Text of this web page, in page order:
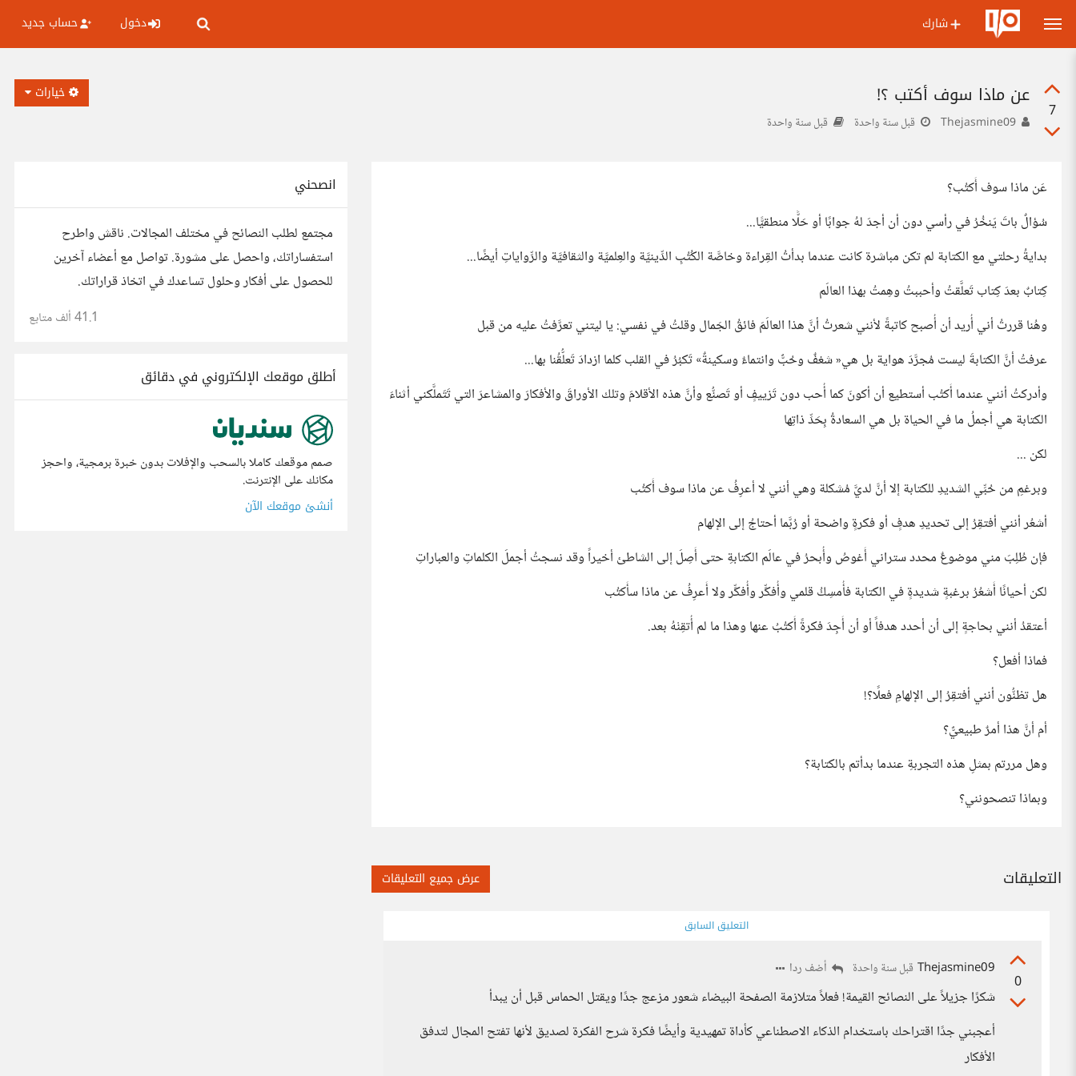
شارك دخول حساب جديد
7
عن ماذا سوف أكتب ؟!
قبل سنة واحدة قبل سنة واحدة
خيارات
عَن ماذا سوف أَكتُب؟
سُؤالٌ باتَ يَنخُرُ في رأسي دون أن أجدَ لهُ جوابًا أو حَلًّا منطقيًّا...
بدايةُ رحلتي مع الكتابة لم تكن مباشرة كانت عندما بدأتُ القِراءة وخاصَّة الكُتُبِ الدِّينيَّة والعِلميَّة والثقافيَّة والرِّواياتِ أيضًا...
كِتابٌ بعدَ كِتاب تَعلَّقتُ وأحببتُ وهِمتُ بهذا العالَم
وهُنا قررتُ أني أُريد أن أُصبح كاتبةً لأنني شعرتُ أنَّ هذا العالَمَ فائقُ الجَمال وقلتُ في نفسي: يا ليتني تعرَّفتُ عليه من قبل
عرفتُ أنَّ الكتابةَ ليست مُجرَّدَ هواية بل هي« شغفٌ وحُبٌّ وانتماءٌ وسكينةٌ» تَكبُرُ في القلب كلما ازدادَ تَعلُّقُنا بها...
وأدركتُ أنني عندما أَكتُب أستطيع أن أكونَ كما أُحب دون تَزييفٍ أو تَصنُّع وأنَّ هذه الأقلامَ وتلك الأوراقَ والأفكارَ والمشاعرَ التي تَتَملَّكني أثناءَ
الكتابة هي أجملُ ما في الحياة بل هي السعادةُ بِحَدِّ ذاتِها
لكن ...
وبرغمِ من حُبِّي الشديدِ للكتابة إلا أنَّ لديَّ مُشكلة وهي أنني لا أعرِفُ عن ماذا سوف أَكتُب
أشعُر أنني أفتقِرُ إلى تحديدِ هدفٍ أو فكرةٍ واضحة أو رُبَّما أحتاجُ إلى الإلهام
فإن طُلِبَ مني موضوعٌ محدد ستراني أَغوصُ وأُبحرُ في عالَم الكتابةِ حتى أَصِلَ إلى الشاطئ أخيراً وقد نسجتُ أجملَ الكلماتِ والعباراتِ
لكن أحيانًا أَشعُرُ برغبةٍ شديدةٍ في الكتابة فأُمسِكُ قلمي وأُفكِّر وأُفكِّر ولا أَعرِفُ عن ماذا سأَكتُب
أعتقدُ أنني بحاجةٍ إلى أن أحدد هدفاً أو أن أَجِدَ فكرةً أَكتُبُ عنها وهذا ما لم أُتقِنْهُ بعد.
فماذا أفعل؟
هل تظنُّون أنني أفتقِرُ إلى الإلهامِ فعلًا؟!
أم أنَّ هذا أمرٌ طبيعيٌّ؟
وهل مررتم بمثلِ هذه التجربةِ عندما بدأتم بالكتابة؟
وبماذا تنصحونني؟
التعليقات عرض جميع التعليقات
التعليق السابق
0
Thejasmine09 قبل سنة واحدة أضف ردا
شكرًا جزيلاً على النصائح القيمة! فعلاً متلازمة الصفحة البيضاء شعور مزعج جدًا ويقتل الحماس قبل أن يبدأ
أعجبني جدًا اقتراحك باستخدام الذكاء الاصطناعي كأداة تمهيدية وأيضًا فكرة شرح الفكرة لصديق لأنها تفتح المجال لتدفق
الأفكار
انصحني
مجتمع لطلب النصائح في مختلف المجالات. ناقش واطرح
استفساراتك، واحصل على مشورة. تواصل مع أعضاء آخرين
للحصول على أفكار وحلول تساعدك في اتخاذ قراراتك.
41.1 ألف متابع
أطلق موقعك الإلكتروني في دقائق
صمم موقعك كاملا بالسحب والإفلات بدون خبرة برمجية، واحجز
مكانك على الإنترنت.
أنشئ موقعك الآن